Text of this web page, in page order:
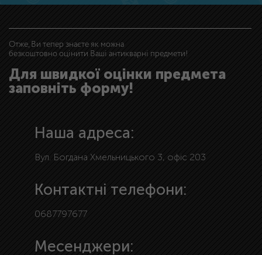
Отже, Ви тепер знаєте як можна
безкоштовно оцінити Ваші антикварні предмети!
Для швидкої оцінки предмета
заповніть форму!
Наша адреса:
Вул. Богдана Хмельницького 3, офіс 203
Контактні телефони:
0687797677
Месенджери: